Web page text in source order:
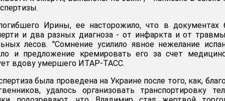
Ирины, ее насторожило, что в документах
и два разных диагноза - от инфаркта и от
лесов. "Сомнение усилило явное нежелание
и предложение кремировать его за счет
вдову умершего ИТАР-ТАСС.
была проведена на Украине после того, как,
удалось организовать транспортировку